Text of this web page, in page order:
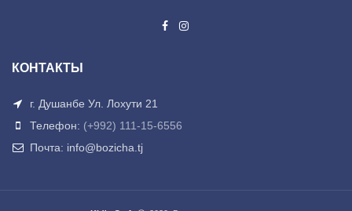
КОНТАКТЫ
г. Душанбе Ул. Лохути 21
Телефон: (+992) 111-15-6556
Почта: info@bozicha.tj